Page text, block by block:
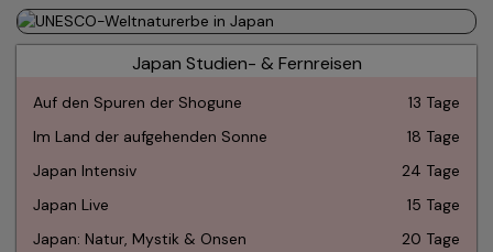
Japan Studien- & Fernreisen
Auf den Spuren der Shogune
13 Tage
Im Land der aufgehenden Sonne
18 Tage
Japan Intensiv
24 Tage
Japan Live
15 Tage
Japan: Natur, Mystik & Onsen
20 Tage